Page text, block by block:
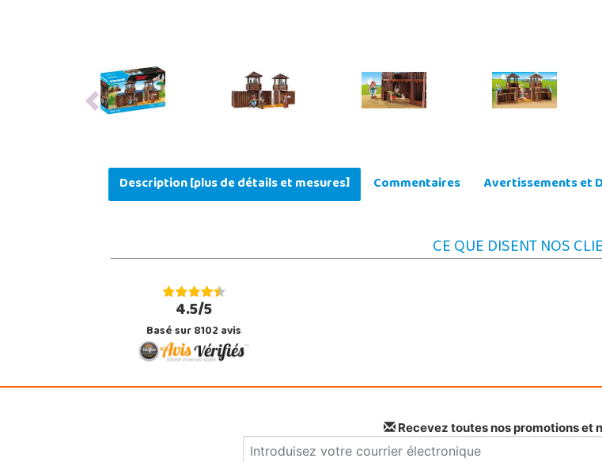
Previous
Description [plus de détails et mesures] Commentaires Avertissements et
CE QUE DISENT NOS
4.5/5
Basé sur 8102 avis
Recevez toutes nos promotions et